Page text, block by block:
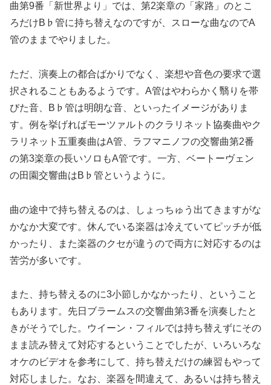
曲第9番「新世界より」では、第2楽章の「家路」のとこ
ろだけB♭管に持ち替えなのですが、スローな曲なのでA
管のままでやりました。
ただ、演奏上の都合ばかりでなく、楽想や音色の要求で選
択されることもあるようです。A管はやわらかく翳りを帯
びた音、B♭管は明朗な音、といったイメージがありま
す。例を挙げればモーツァルトのクラリネット協奏曲やク
ラリネット五重奏曲はA管、ラフマニノフの交響曲第2番
の第3楽章の長いソロもA管です。一方、ベートーヴェン
の田園交響曲はB♭管というように。
曲の途中で持ち替えるのは、しょっちゅう出てきますがな
かなか大変です。休んでいる楽器は冷えていてピッチが低
かったり、また楽器のクセが違うので両方に対応するのは
苦労が多いです。
また、持ち替えるのに3小節しかなかったり、ということ
もあります。先日ブラームスの交響曲第3番を演奏したと
きがそうでした。ウイーン・フィルでは持ち替えずにその
まま読み替えて対応するということでしたが、いろいろな
オケのビデオを参考にして、持ち替えだけの練習もやって
対応しました。なお、楽器を間違えて、あるいは持ち替え